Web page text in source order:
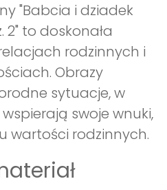
"Babcia i dziadek
2" to doskonała
rodzinnych i
Obrazy
sytuacje, w
swoje wnuki,
wartości rodzinnych.